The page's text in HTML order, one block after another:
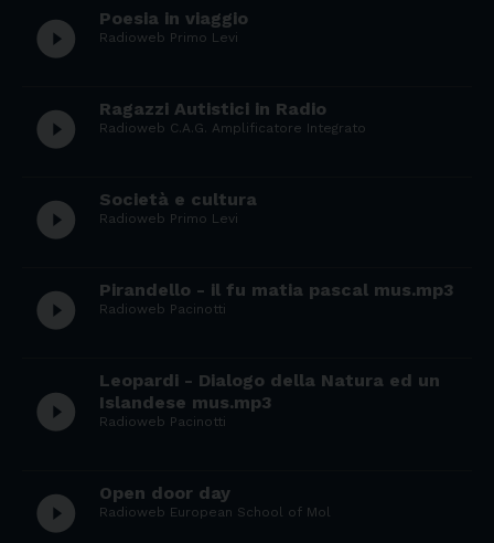
play_circle_filled Poesia in viaggio
Radioweb Primo Levi
play_circle_filled Ragazzi Autistici in Radio
Radioweb C.A.G. Amplificatore Integrato
play_circle_filled Società e cultura
Radioweb Primo Levi
play_circle_filled Pirandello - il fu matia pascal mus.mp3
Radioweb Pacinotti
play_circle_filled
Leopardi - Dialogo della Natura ed un
Islandese mus.mp3
Radioweb Pacinotti
play_circle_filled Open door day
Radioweb European School of Mol